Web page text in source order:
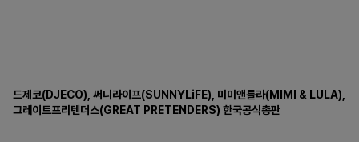
드제코(DJECO) 써니라이프(SUNNYLiFE) 미미앤룰라(MIMI & LULA)
그레이트프리텐더스(GREAT PRETENDERS) 한국공식총판